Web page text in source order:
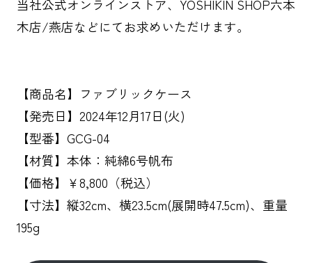
当社公式オンラインストア、YOSHIKIN SHOP六本
木店/燕店などにてお求めいただけます。
【商品名】ファブリックケース
【発売日】2024年12月17日(火)
【型番】GCG-04
【材質】本体：純綿6号帆布
【価格】￥8,800（税込）
【寸法】縦32cm、横23.5cm(展開時47.5cm)、重量
195g